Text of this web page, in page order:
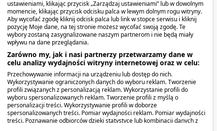
skórne - to produkt organiczny i naturalny,
przeznaczony do pielęgnacji skóry łojotokowej,
trądzikowej i z przebarwieniami. Krem łagodzi
podrażnienia, otarcia i ukąszenia.
Kiedy stosować produkt?
Krem przeciwdziała wszelkiego typu
zanieczyszczeniom skórnym, takim jak:
trądzik,
ustawieniami, klikając przycisk „Zarządzaj ustawieniami” lub w dowolnym
momencie, klikając przycisk odcisku palca w lewym dolnym rogu witryny.
Aby wycofać zgodę kliknij odcisk palca lub link w stopce serwisu i kliknij
pozycję Moje dane, na tej stronie możesz wycofać swoją zgodę. Te
wybory zostaną zasygnalizowane naszym partnerom i nie będą miały
wpływu na dane przeglądania.
Zarówno my, jak i nasi partnerzy przetwarzamy dane w
celu analizy wydajności witryny internetowej oraz w celu:
Przechowywanie informacji na urządzeniu lub dostęp do nich.
Wykorzystywanie ograniczonych danych do wyboru reklam. Tworzenie
profili związanych z personalizacją reklam. Wykorzystanie profili do
wyboru spersonalizowanych reklam. Tworzenie profili z myślą o
personalizacji treści. Wykorzystywanie profili w doborze
spersonalizowanych treści. Pomiar wydajności reklam. Pomiar wydajności
treści. Poznawanie odbiorców dzięki statystyce lub kombinacji danych z